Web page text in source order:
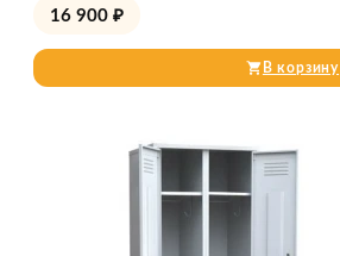
16 900 ₽
В корзину